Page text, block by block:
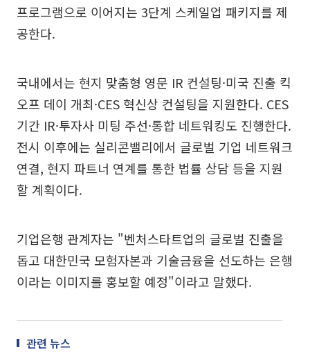
프로그램으로 이어지는 3단계 스케일업 패키지를 제
공한다.
국내에서는 현지 맞춤형 영문 IR 컨설팅·미국 진출 킥
오프 데이 개최·CES 혁신상 컨설팅을 지원한다. CES
기간 IR·투자사 미팅 주선·통합 네트워킹도 진행한다.
전시 이후에는 실리콘밸리에서 글로벌 기업 네트워크
연결, 현지 파트너 연계를 통한 법률 상담 등을 지원
할 계획이다.
기업은행 관계자는 "벤처스타트업의 글로벌 진출을
돕고 대한민국 모험자본과 기술금융을 선도하는 은행
이라는 이미지를 홍보할 예정"이라고 말했다.
관련 뉴스